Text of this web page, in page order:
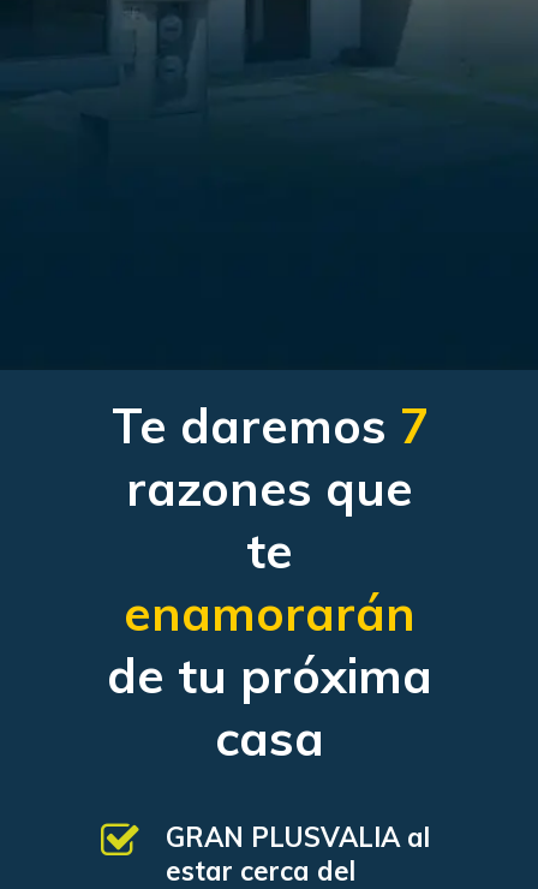
Te daremos 7
razones que
te
enamorarán
de tu próxima
casa
GRAN PLUSVALIA al
estar cerca del
CASAS
UBICACIÓN